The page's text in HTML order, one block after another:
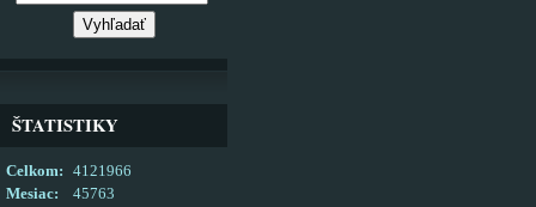
ŠTATISTIKY
Celkom:
4121966
Mesiac:
45763